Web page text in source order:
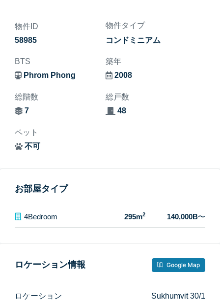
物件ID
58985
物件タイプ
コンドミニアム
BTS
Phrom Phong
築年
2008
総階数
7
総戸数
48
ペット
不可
お部屋タイプ
4Bedroom 295m2 140,000B〜
ロケーション情報 Google Map
ロケーション Sukhumvit 30/1